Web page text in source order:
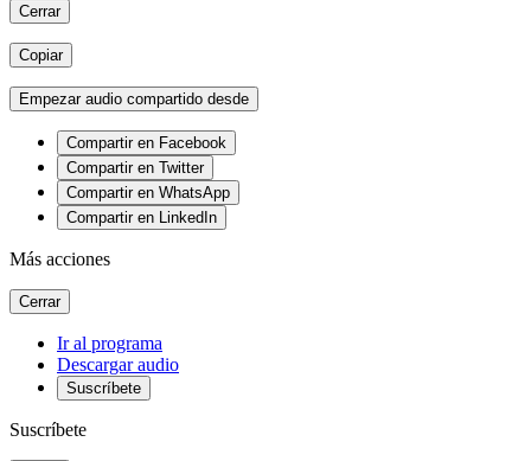
Cerrar
Copiar
Empezar audio compartido desde
Compartir en Facebook
Compartir en Twitter
Compartir en WhatsApp
Compartir en LinkedIn
Más acciones
Cerrar
Ir al programa
Descargar audio
Suscríbete
Suscríbete